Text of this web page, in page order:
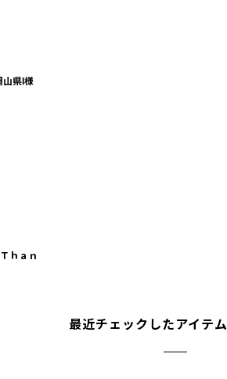
県I様
Ｔｈａｎ
最近チェックしたアイテム